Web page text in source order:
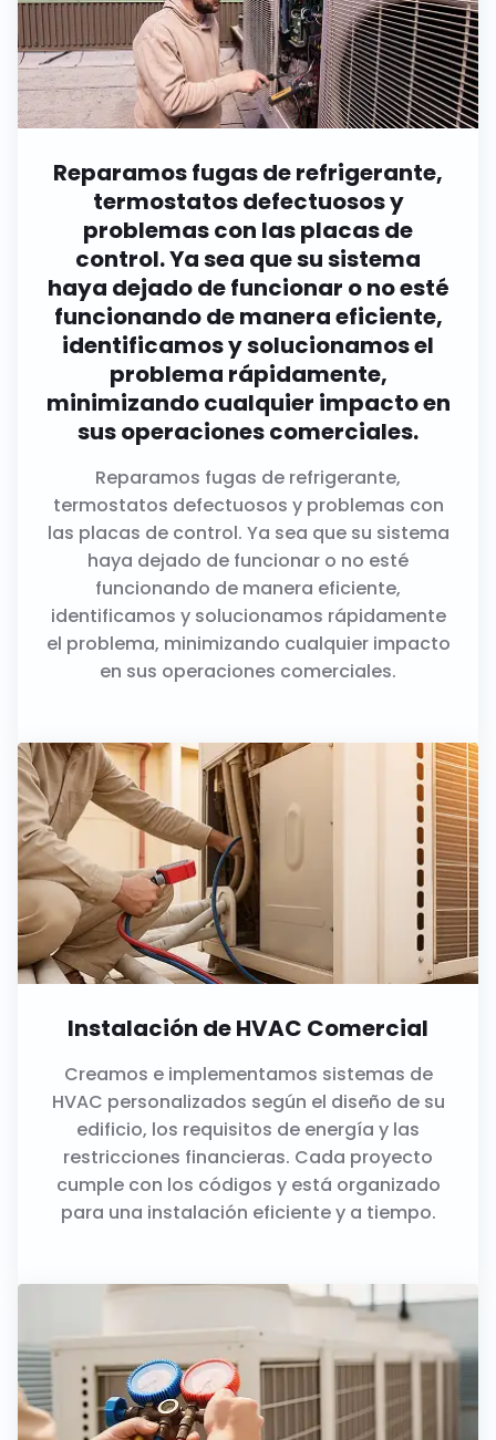
Reparamos fugas de refrigerante,
termostatos defectuosos y
problemas con las placas de
control. Ya sea que su sistema
haya dejado de funcionar o no esté
funcionando de manera eficiente,
identificamos y solucionamos el
problema rápidamente,
minimizando cualquier impacto en
sus operaciones comerciales.
Reparamos fugas de refrigerante,
termostatos defectuosos y problemas con
las placas de control. Ya sea que su sistema
haya dejado de funcionar o no esté
funcionando de manera eficiente,
identificamos y solucionamos rápidamente
el problema, minimizando cualquier impacto
en sus operaciones comerciales.
Instalación de HVAC Comercial
Creamos e implementamos sistemas de
HVAC personalizados según el diseño de su
edificio, los requisitos de energía y las
restricciones financieras. Cada proyecto
cumple con los códigos y está organizado
para una instalación eficiente y a tiempo.